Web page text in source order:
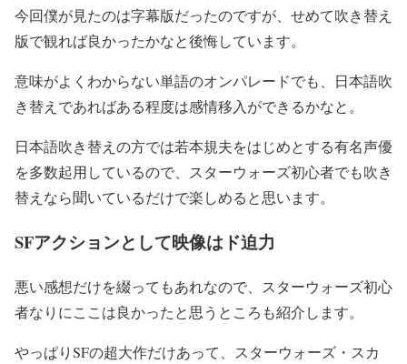
— Flanker (@flanker_CBR600)2019年12月20日
今回僕が見たのは字幕版だったのですが、せめて吹き替え
版で観れば良かったかなと後悔しています。
意味がよくわからない単語のオンパレードでも、日本語吹
き替えであればある程度は感情移入ができるかなと。
日本語吹き替えの方では若本規夫をはじめとする有名声優
を多数起用しているので、スターウォーズ初心者でも吹き
替えなら聞いているだけで楽しめると思います。
SFアクションとして映像はド迫力
悪い感想だけを綴ってもあれなので、スターウォーズ初心
者なりにここは良かったと思うところも紹介します。
やっぱりSFの超大作だけあって、スターウォーズ・スカ